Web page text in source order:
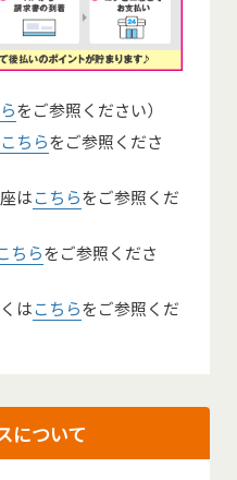
をご参照ください）
こちらをご参照くださ
はこちらをご参照くだ
ちらをご参照くださ
はこちらをご参照くだ
について